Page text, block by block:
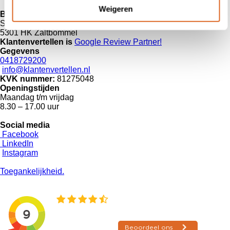
Weigeren
Bezoekadres
Steenweg 79
5301 HK Zaltbommel
Klantenvertellen is Google Review Partner!
Gegevens
0418729200
info@klantenvertellen.nl
KVK nummer: 81275048
Openingstijden
Maandag t/m vrijdag
8.30 – 17.00 uur
Social media
Facebook
LinkedIn
Instagram
Toegankelijkheid.